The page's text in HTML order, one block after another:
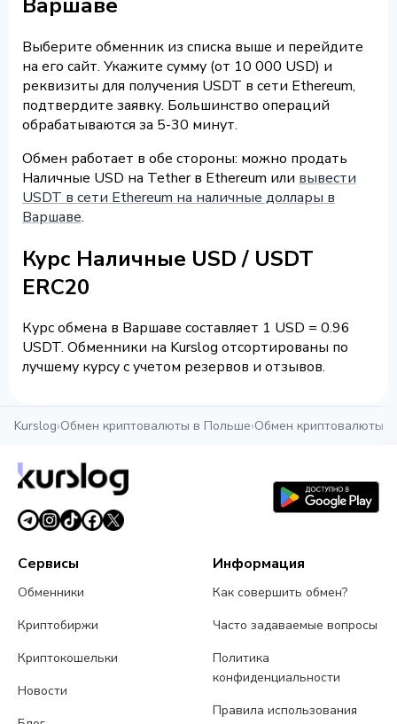
Выберите обменник из списка выше и перейдите
на его сайт. Укажите сумму (от 10 000 USD) и
реквизиты для получения USDT в сети Ethereum,
подтвердите заявку. Большинство операций
обрабатываются за 5-30 минут.
Обмен работает в обе стороны: можно продать
Наличные USD на Tether в Ethereum или вывести
USDT в сети Ethereum на наличные доллары в
Варшаве.
Курс Наличные USD / USDT
ERC20
Курс обмена в Варшаве составляет 1 USD = 0.96
USDT. Обменники на Kurslog отсортированы по
лучшему курсу с учетом резервов и отзывов.
Kurslog›Обмен криптовалюты в Польше›Обмен криптовалюты
Сервисы
Обменники
Криптобиржи
Криптокошельки
Новости
Информация
Как совершить обмен?
Часто задаваемые вопросы
Политика
конфиденциальности
Правила использования